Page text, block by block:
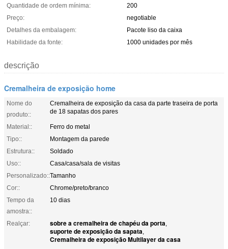
Quantidade de ordem mínima:
200
Preço:
negotiable
Detalhes da embalagem:
Pacote liso da caixa
Habilidade da fonte:
1000 unidades por mês
descrição
Cremalheira de exposição home
Nome do
produto::
Cremalheira de exposição da casa da parte traseira de porta
de 18 sapatas dos pares
Material::
Ferro do metal
Tipo::
Montagem da parede
Estrutura::
Soldado
Uso::
Casa/casa/sala de visitas
Personalizado::Tamanho
Cor::
Chrome/preto/branco
Tempo da
amostra::
10 dias
Realçar: sobre a cremalheira de chapéu da porta,
suporte de exposição da sapata,
Cremalheira de exposição Multilayer da casa